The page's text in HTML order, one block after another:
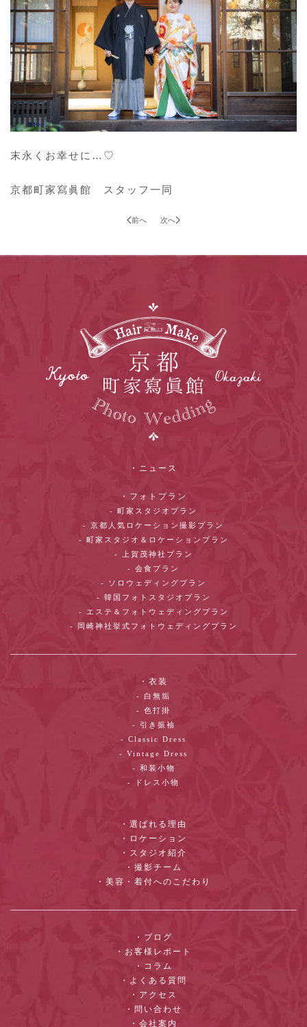
末永くお幸せに…♡
京都町家寫眞館 スタッフ一同
前へ 次へ
・ニュース
・フォトプラン
- 町家スタジオプラン
- 京都人気ロケーション撮影プラン
- 町家スタジオ＆ロケーションプラン
- 上賀茂神社プラン
- 会食プラン
- ソロウェディングプラン
- 韓国フォトスタジオプラン
- エステ＆フォトウェディングプラン
- 岡崎神社挙式フォトウェディングプラン
・衣装
- 白無垢
- 色打掛
- 引き振袖
- Classic Dress
- Vintage Dress
- 和装小物
- ドレス小物
・選ばれる理由
・ロケーション
・スタジオ紹介
・撮影チーム
・美容・着付へのこだわり
・ブログ
・お客様レポート
・コラム
・よくある質問
・アクセス
・問い合わせ
・会社案内